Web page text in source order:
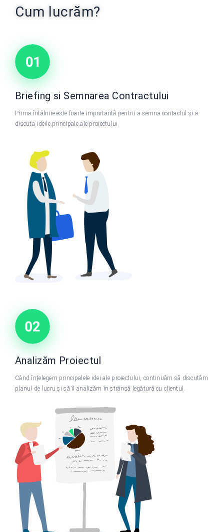
Cum lucrăm?
Briefing si Semnarea Contractului
Prima întâlnire este foarte importantă pentru a semna contactul și a
discuta ideile principale ale proiectului.
Analizăm Proiectul
Când înțelegem principalele idei ale proiectului, continuăm să discutăm
planul de lucru și să îl analizăm în strânsă legătură cu clientul.